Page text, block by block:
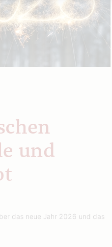
und
das neue Jahr 2026 und das